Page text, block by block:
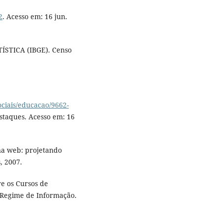
. Acesso em: 16 jun.
(IBGE). Censo
educacao/9662-
Acesso em: 16
web: projetando
2007.
os Cursos de
de Informação.